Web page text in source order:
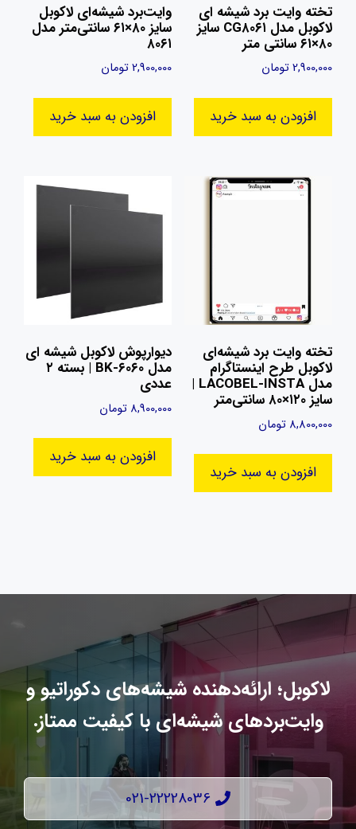
تخته وایت برد شیشه‌ ای
لاکوبل مدل CG۸۰۶۱ سایز
۸۰×۶۱ سانتی متر
2,900,000تومان
افزودن به سبد خرید
وایت‌برد شیشه‌ای لاکوبل
سایز ۸۰×۶۱ سانتی‌متر مدل
۸۰۶۱
2,900,000تومان
افزودن به سبد خرید
تخته وایت‌ برد شیشه‌ای
لاکوبل طرح اینستاگرام
مدل LACOBEL-INSTA |
سایز ۱۲۰×۸۰ سانتی‌متر
8,800,000 تومان
افزودن به سبد خرید
دیوارپوش لاکوبل شیشه ای
مدل BK-۶۰۶۰ | بسته ۲
عددی
8,900,000 تومان
افزودن به سبد خرید
لاکوبل؛ ارائه‌دهنده شیشه‌های دکوراتیو و
وایت‌بردهای شیشه‌ای با کیفیت ممتاز.
021-22228036